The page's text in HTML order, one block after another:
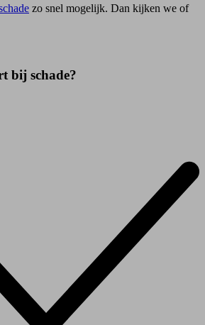
zo snel mogelijk. Dan kijken we of
bij schade?